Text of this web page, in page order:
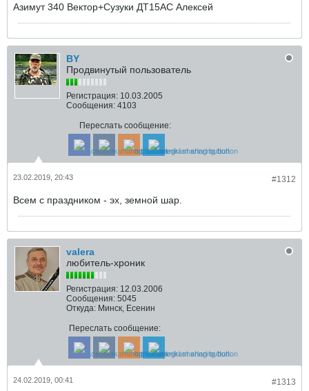
Азимут 340 Вектор+Сузуки ДТ15АС Алексей
BY
Продвинутый пользователь
Регистрация: 10.03.2005
Сообщения: 4103
Переслать сообщение:
#1312
23.02.2019, 20:43
Всем с праздником - эх, земной шар.
valera
любитель-хроник
Регистрация: 12.03.2006
Сообщения: 5045
Откуда: Минск, Есенин
Переслать сообщение:
#1313
24.02.2019, 00:41